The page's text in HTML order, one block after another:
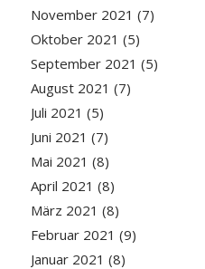
November 2021 (7)
Oktober 2021 (5)
September 2021 (5)
August 2021 (7)
Juli 2021 (5)
Juni 2021 (7)
Mai 2021 (8)
April 2021 (8)
März 2021 (8)
Februar 2021 (9)
Januar 2021 (8)